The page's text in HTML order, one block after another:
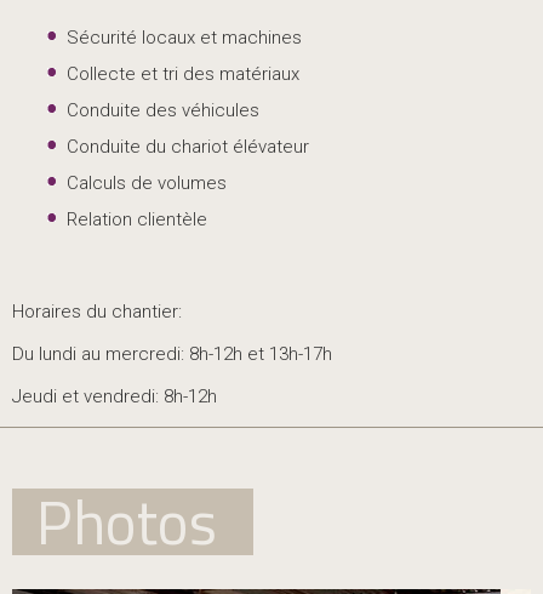
Sécurité locaux et machines
Collecte et tri des matériaux
Conduite des véhicules
Conduite du chariot élévateur
Calculs de volumes
Relation clientèle
Horaires du chantier:
Du lundi au mercredi: 8h-12h et 13h-17h
Jeudi et vendredi: 8h-12h
Photos